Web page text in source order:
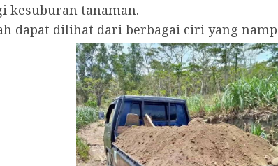
kesuburan tanaman.
dapat dilihat dari berbagai ciri yang